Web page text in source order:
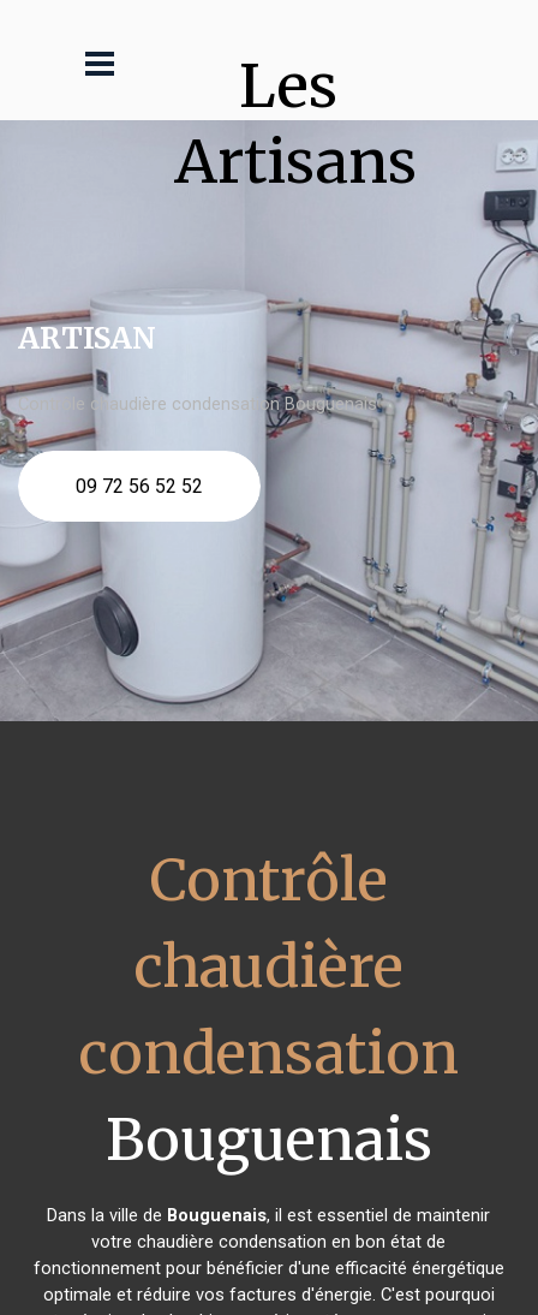
Les
Artisans
ARTISAN
Contrôle chaudière condensation Bouguenais
09 72 56 52 52
Contrôle
chaudière
condensation
Bouguenais
Dans la ville de Bouguenais, il est essentiel de maintenir
votre chaudière condensation en bon état de
fonctionnement pour bénéficier d'une efficacité énergétique
optimale et réduire vos factures d'énergie. C'est pourquoi